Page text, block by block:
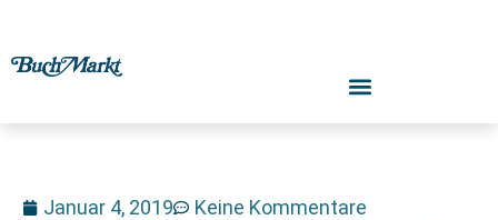
Januar 4, 2019 Keine Kommentare